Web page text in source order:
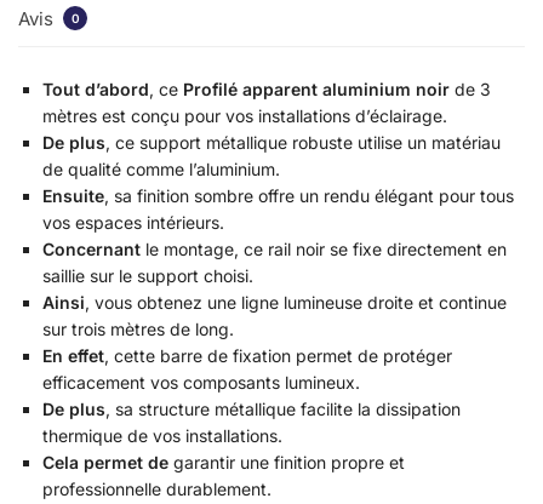
Avis 0
Tout d’abord, ce Profilé apparent aluminium noir de 3
mètres est conçu pour vos installations d’éclairage.
De plus, ce support métallique robuste utilise un matériau
de qualité comme l’aluminium.
Ensuite, sa finition sombre offre un rendu élégant pour tous
vos espaces intérieurs.
Concernant le montage, ce rail noir se fixe directement en
saillie sur le support choisi.
Ainsi, vous obtenez une ligne lumineuse droite et continue
sur trois mètres de long.
En effet, cette barre de fixation permet de protéger
efficacement vos composants lumineux.
De plus, sa structure métallique facilite la dissipation
thermique de vos installations.
Cela permet de garantir une finition propre et
professionnelle durablement.